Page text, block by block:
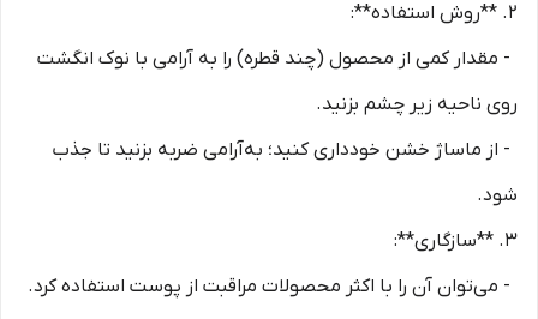
2. **روش استفاده**:
- مقدار کمی از محصول (چند قطره) را به آرامی با نوک انگشت
روی ناحیه زیر چشم بزنید.
- از ماساژ خشن خودداری کنید؛ به‌آرامی ضربه بزنید تا جذب
شود.
3. **سازگاری**:
- می‌توان آن را با اکثر محصولات مراقبت از پوست استفاده کرد.